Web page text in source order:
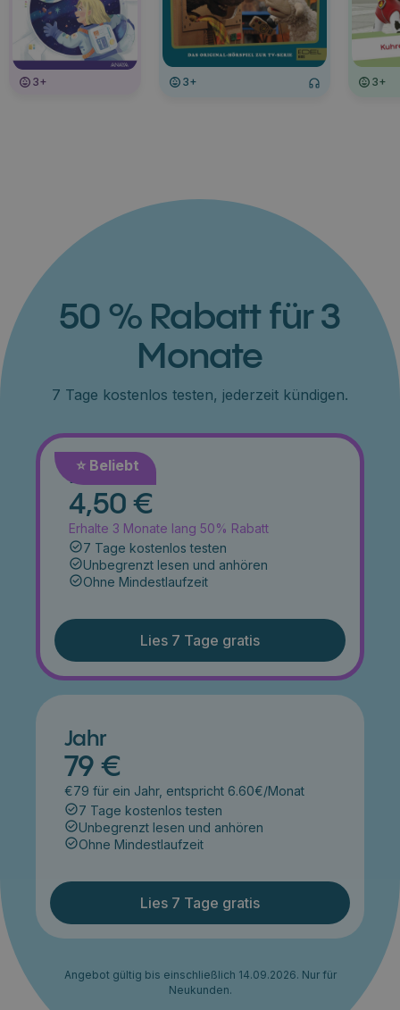
3+ 3+ 3+
50 % Rabatt für 3
Monate
7 Tage kostenlos testen, jederzeit kündigen.
⭐️ Beliebt
Monat
4,50 €
Erhalte 3 Monate lang 50% Rabatt
7 Tage kostenlos testen
Unbegrenzt lesen und anhören
Ohne Mindestlaufzeit
Lies 7 Tage gratis
Jahr
79 €
€79 für ein Jahr, entspricht 6.60€/Monat
7 Tage kostenlos testen
Unbegrenzt lesen und anhören
Ohne Mindestlaufzeit
Lies 7 Tage gratis
Angebot gültig bis einschließlich 14.09.2026. Nur für
Neukunden.